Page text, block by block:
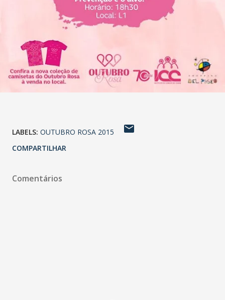
LABELS: OUTUBRO ROSA 2015
COMPARTILHAR
Comentários